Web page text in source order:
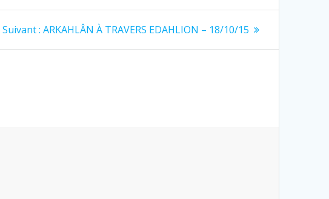
Suivant : Article
ARKAHLÂN À TRAVERS EDAHLION – 18/10/15